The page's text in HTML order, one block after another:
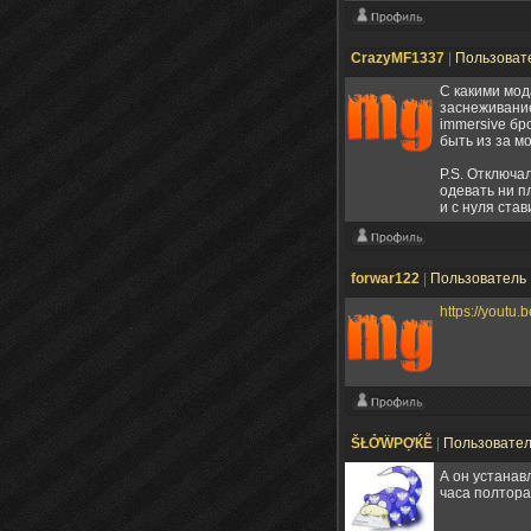
CrazyMF1337
С какими
immersive
быть из за
P.S.
одевать ни
и с нуля
forwar122 Пользователь
https://
ŠŁỞẄPỢЌỄ
А он
часа